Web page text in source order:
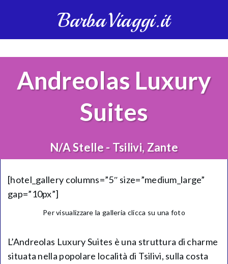
BarbaViaggi.it
Andreolas Luxury
Suites
N/A Stelle - Tsilivi, Zante
[hotel_gallery columns=”5″ size=”medium_large”
gap=”10px”]
Per visualizzare la galleria clicca su una foto
L’Andreolas Luxury Suites è una struttura di charme
situata nella popolare località di Tsilivi, sulla costa